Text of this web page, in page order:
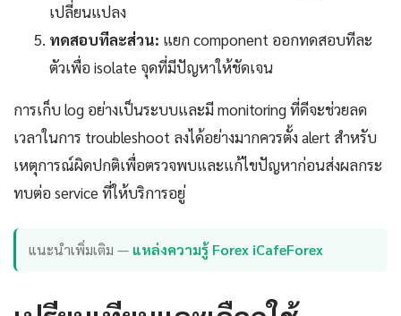
เปลี่ยนแปลง
ทดสอบทีละส่วน: แยก component ออกทดสอบทีละ
ตัวเพื่อ isolate จุดที่มีปัญหาให้ชัดเจน
การเก็บ log อย่างเป็นระบบและมี monitoring ที่ดีจะช่วยลด
เวลาในการ troubleshoot ลงได้อย่างมากควรตั้ง alert สำหรับ
เหตุการณ์ผิดปกติเพื่อตรวจพบและแก้ไขปัญหาก่อนส่งผลกระ
ทบต่อ service ที่ให้บริการอยู่
แนะนำเพิ่มเติม — แหล่งความรู้ Forex iCafeForex